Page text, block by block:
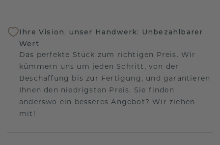
Ihre Vision, unser Handwerk: Unbezahlbarer
Wert
Das perfekte Stück zum richtigen Preis. Wir
kümmern uns um jeden Schritt, von der
Beschaffung bis zur Fertigung, und garantieren
Ihnen den niedrigsten Preis. Sie finden
anderswo ein besseres Angebot? Wir ziehen
mit!